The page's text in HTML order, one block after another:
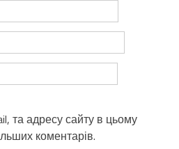
та адресу сайту в цьому
коментарів.